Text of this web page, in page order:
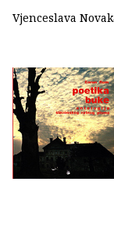
Vjenceslava